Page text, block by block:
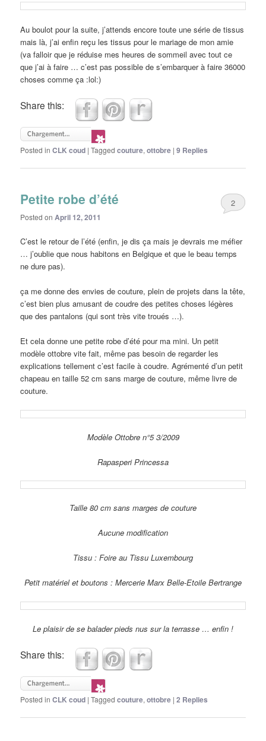
Au boulot pour la suite, j’attends encore toute une série de tissus
mais là, j’ai enfin reçu les tissus pour le mariage de mon amie
(va falloir que je réduise mes heures de sommeil avec tout ce
que j’ai à faire … c’est pas possible de s’embarquer à faire 36000
choses comme ça :lol:)
Share this:
Posted in CLK coud |Tagged couture,ottobre |9 Replies
Petite robe d’été
Posted on April 12, 2011
2
C’est le retour de l’été (enfin, je dis ça mais je devrais me méfier
… j’oublie que nous habitons en Belgique et que le beau temps
ne dure pas).
ça me donne des envies de couture, plein de projets dans la tête,
c’est bien plus amusant de coudre des petites choses légères
que des pantalons (qui sont très vite troués …).
Et cela donne une petite robe d’été pour ma mini. Un petit
modèle ottobre vite fait, même pas besoin de regarder les
explications tellement c’est facile à coudre. Agrémenté d’un petit
chapeau en taille 52 cm sans marge de couture, même livre de
couture.
Modèle Ottobre n°5 3/2009
Rapasperi Princessa
Taille 80 cm sans marges de couture
Aucune modification
Tissu : Foire au Tissu Luxembourg
Petit matériel et boutons : Mercerie Marx Belle-Etoile Bertrange
Le plaisir de se balader pieds nus sur la terrasse … enfin !
Share this:
Posted in CLK coud |Tagged couture,ottobre |2 Replies